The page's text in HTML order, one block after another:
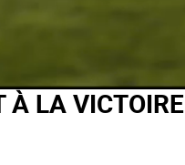
À LA VICTOIRE